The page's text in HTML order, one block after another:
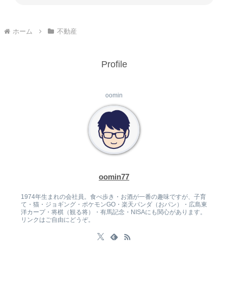
ホーム 不動産
Profile
oomin
oomin77
1974年生まれの会社員。食べ歩き・お酒が一番の趣味ですが、子育
て・猫・ジョギング・ポケモンGO・楽天パンダ（おパン）・広島東
洋カープ・将棋（観る将）・有馬記念・NISAにも関心があります。
リンクはご自由にどうぞ。